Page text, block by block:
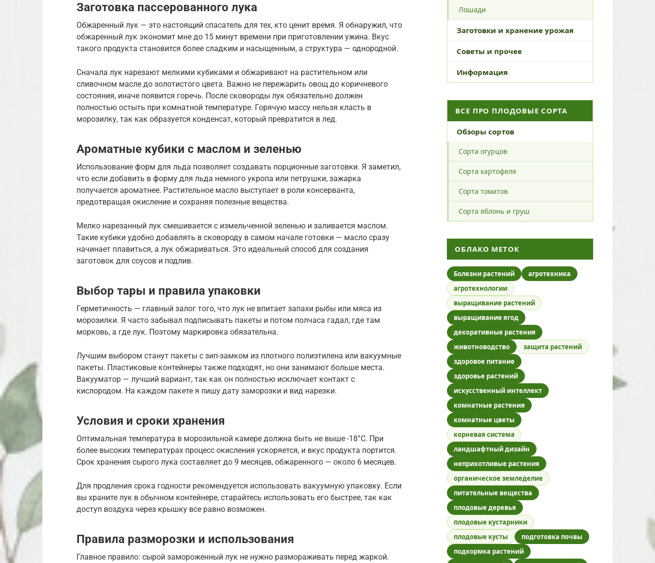
Заготовка пассерованного лука
Обжаренный лук — это настоящий спасатель для тех, кто ценит время. Я обнаружил, что
обжаренный лук экономит мне до 15 минут времени при приготовлении ужина. Вкус
такого продукта становится более сладким и насыщенным, а структура — однородной.
Сначала лук нарезают мелкими кубиками и обжаривают на растительном или
сливочном масле до золотистого цвета. Важно не пережарить овощ до коричневого
состояния, иначе появится горечь. После сковороды лук обязательно должен
полностью остыть при комнатной температуре. Горячую массу нельзя класть в
морозилку, так как образуется конденсат, который превратится в лед.
Ароматные кубики с маслом и зеленью
Использование форм для льда позволяет создавать порционные заготовки. Я заметил,
что если добавить в форму для льда немного укропа или петрушки, зажарка
получается ароматнее. Растительное масло выступает в роли консерванта,
предотвращая окисление и сохраняя полезные вещества.
Мелко нарезанный лук смешивается с измельченной зеленью и заливается маслом.
Такие кубики удобно добавлять в сковороду в самом начале готовки — масло сразу
начинает плавиться, а лук обжариваться. Это идеальный способ для создания
заготовок для соусов и подлив.
Выбор тары и правила упаковки
Герметичность — главный залог того, что лук не впитает запахи рыбы или мяса из
морозилки. Я часто забывал подписывать пакеты и потом полчаса гадал, где там
морковь, а где лук. Поэтому маркировка обязательна.
Лучшим выбором станут пакеты с зип-замком из плотного полиэтилена или вакуумные
пакеты. Пластиковые контейнеры также подходят, но они занимают больше места.
Вакууматор — лучший вариант, так как он полностью исключает контакт с
кислородом. На каждом пакете я пишу дату заморозки и вид нарезки.
Условия и сроки хранения
Оптимальная температура в морозильной камере должна быть не выше -18°C. При
более высоких температурах процесс окисления ускоряется, и вкус продукта портится.
Срок хранения сырого лука составляет до 9 месяцев, обжаренного — около 6 месяцев.
Для продления срока годности рекомендуется использовать вакуумную упаковку. Если
вы храните лук в обычном контейнере, старайтесь использовать его быстрее, так как
доступ воздуха через крышку все равно возможен.
Правила разморозки и использования
Главное правило: сырой замороженный лук не нужно размораживать перед жаркой.
Лошади
Заготовки и хранение урожая
Советы и прочее
Информация
ВСЕ ПРО ПЛОДОВЫЕ СОРТА
Обзоры сортов
Сорта огурцов
Сорта картофеля
Сорта томатов
Сорта яблонь и груш
ОБЛАКО МЕТОК
Болезни растений
агротехника
агротехнологии
выращивание растений
выращивание ягод
декоративные растения
животноводство
защита растений
здоровое питание
здоровье растений
искусственный интеллект
комнатные растения
комнатные цветы
корневая система
ландшафтный дизайн
неприхотливые растения
органическое земледелие
питательные вещества
плодовые деревья
плодовые кустарники
плодовые кусты
подготовка почвы
подкормка растений